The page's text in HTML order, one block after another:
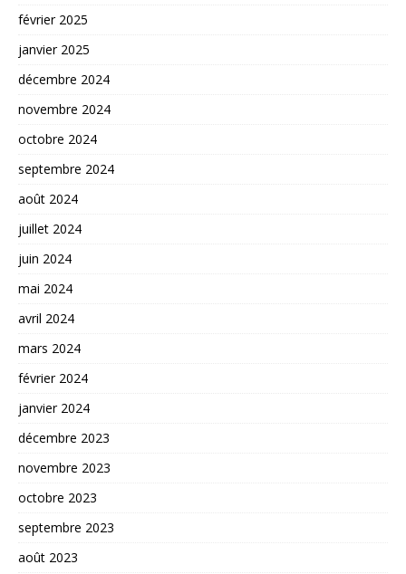
février 2025
janvier 2025
décembre 2024
novembre 2024
octobre 2024
septembre 2024
août 2024
juillet 2024
juin 2024
mai 2024
avril 2024
mars 2024
février 2024
janvier 2024
décembre 2023
novembre 2023
octobre 2023
septembre 2023
août 2023